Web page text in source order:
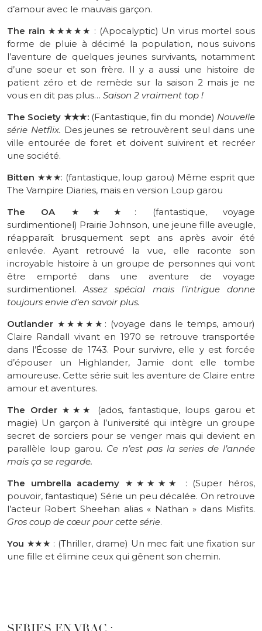
d’amour avec le mauvais garçon.
The rain ★★★★★ : (Apocalyptic) Un virus mortel sous
forme de pluie à décimé la population, nous suivons
l’aventure de quelques jeunes survivants, notamment
d’une soeur et son frère. Il y a aussi une histoire de
patient zéro et de remède sur la saison 2 mais je ne
vous en dit pas plus… Saison 2 vraiment top !
The Society ★★★:(Fantastique, fin du monde) Nouvelle
série Netflix. Des jeunes se retrouvèrent seul dans une
ville entourée de foret et doivent suivirent et recréer
une société.
Bitten ★★★: (fantastique, loup garou) Même esprit que
The Vampire Diaries, mais en version Loup garou
The OA
★★★ :
(fantastique, voyage
surdimentionel) Prairie Johnson, une jeune fille aveugle,
réapparaît brusquement sept ans après avoir été
enlevée. Ayant retrouvé la vue, elle raconte son
incroyable histoire à un groupe de personnes qui vont
être emporté dans une aventure de voyage
surdimentionel.Assez spécial mais l’intrigue donne
toujours envie d’en savoir plus.
Outlander ★★★★★: (voyage dans le temps, amour)
Claire Randall vivant en 1970 se retrouve transportée
dans l’Écosse de 1743. Pour survivre, elle y est forcée
d’épouser un Highlander, Jamie dont elle tombe
amoureuse. Cette série suit les aventure de Claire entre
amour et aventures.
The Order ★★★ (ados, fantastique, loups garou et
magie) Un garçon à l’université qui intègre un groupe
secret de sorciers pour se venger mais qui devient en
parallèle loup garou. Ce n’est pas la series de l’année
mais ça se regarde.
The umbrella academy ★★★★★ : (Super héros,
pouvoir, fantastique) Série un peu décalée. On retrouve
l’acteur Robert Sheehan alias « Nathan » dans Misfits.
Gros coup de cœur pour cette série.
You ★★★ : (Thriller, drame) Un mec fait une fixation sur
une fille et élimine ceux qui gênent son chemin.